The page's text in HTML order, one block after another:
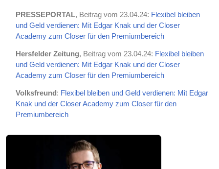
PRESSEPORTAL, Beitrag vom 23.04.24: Flexibel bleiben
und Geld verdienen: Mit Edgar Knak und der Closer
Academy zum Closer für den Premiumbereich
Hersfelder Zeitung, Beitrag vom 23.04.24: Flexibel bleiben
und Geld verdienen: Mit Edgar Knak und der Closer
Academy zum Closer für den Premiumbereich
Volksfreund: Flexibel bleiben und Geld verdienen: Mit Edgar
Knak und der Closer Academy zum Closer für den
Premiumbereich